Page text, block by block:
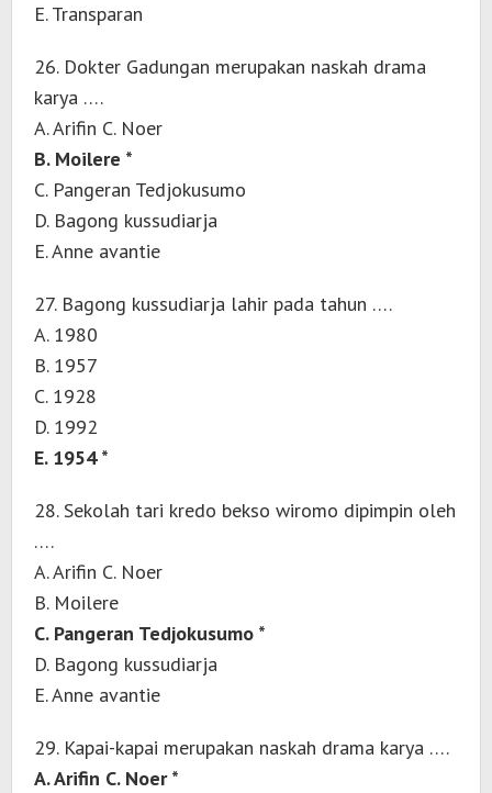
E. Transparan
26. Dokter Gadungan merupakan naskah drama
karya ….
A. Arifin C. Noer
B. Moilere *
C. Pangeran Tedjokusumo
D. Bagong kussudiarja
E. Anne avantie
27. Bagong kussudiarja lahir pada tahun ….
A. 1980
B. 1957
C. 1928
D. 1992
E. 1954 *
28. Sekolah tari kredo bekso wiromo dipimpin oleh
….
A. Arifin C. Noer
B. Moilere
C. Pangeran Tedjokusumo *
D. Bagong kussudiarja
E. Anne avantie
29. Kapai-kapai merupakan naskah drama karya ….
A. Arifin C. Noer *